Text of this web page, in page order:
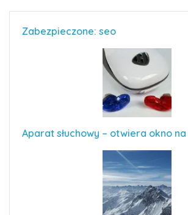
Zabezpieczone: seo
Aparat słuchowy – otwiera okno